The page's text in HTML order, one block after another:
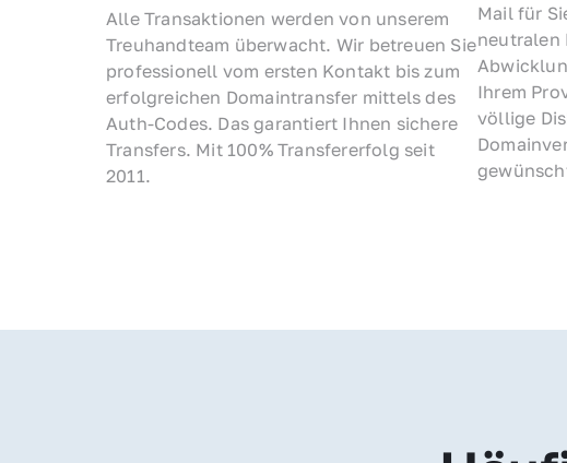
Alle Transaktionen werden von unserem
Treuhandteam überwacht. Wir betreuen Sie
professionell vom ersten Kontakt bis zum
erfolgreichen Domaintransfer mittels des
Auth-Codes. Das garantiert Ihnen sichere
Transfers. Mit 100% Transfererfolg seit
2011.
Mail für
neutralen
Ihrem
völlige